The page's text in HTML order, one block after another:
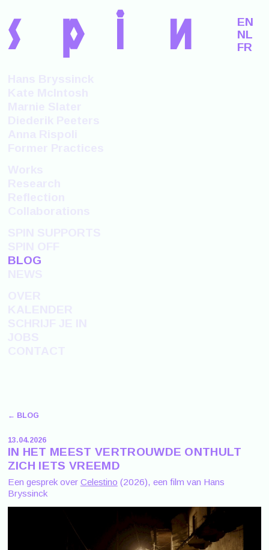
s p i n
BLOG
EN
NL
FR
← BLOG
13.04.2026
IN HET MEEST VERTROUWDE ONTHULT
ZICH IETS VREEMD
Een gesprek over Celestino (2026), een film van Hans
Bryssinck